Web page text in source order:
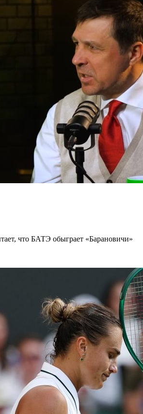
что БАТЭ обыграет «Барановичи»